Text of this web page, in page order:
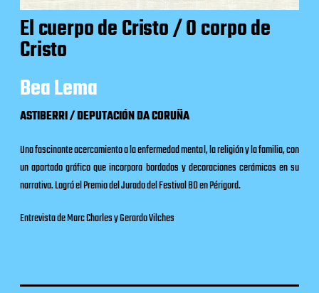
El cuerpo de Cristo / O corpo de
Cristo
Bea Lema
ASTIBERRI / DEPUTACIÓN DA CORUÑA
Una fascinante acercamiento a la enfermedad mental, la religión y la familia, con
un apartado gráfico que incorpora bordados y decoraciones cerámicas en su
narrativa. Logró elPremio del Jurado del Festival BD en Périgord.
Entrevista de Marc Charles y Gerardo Vilches